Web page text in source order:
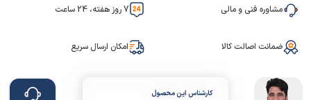
مشاوره فنی و مالی 7 روز هفته، 24 ساعت
ضمانت اصالت کالا امکان ارسال سریع
کارشناس این محصول